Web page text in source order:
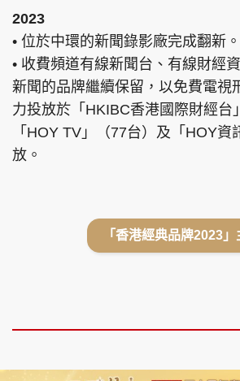
2023
• 位於中環的新聞錄影廠完成翻新。
• 收費頻道有線新聞台、有線財經
新聞的品牌繼續保留，以免費電視
力投放於「HKIBC香港國際財經台
「HOY TV」（77台）及「HOY
放。
「香港經典品牌2023」